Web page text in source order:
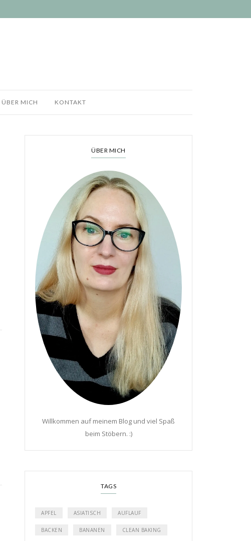
ÜBER MICH KONTAKT
ÜBER MICH
Willkommen auf meinem Blog und viel Spaß
beim Stöbern. :)
TAGS
APFEL ASIATISCH AUFLAUF
BACKEN BANANEN CLEAN BAKING